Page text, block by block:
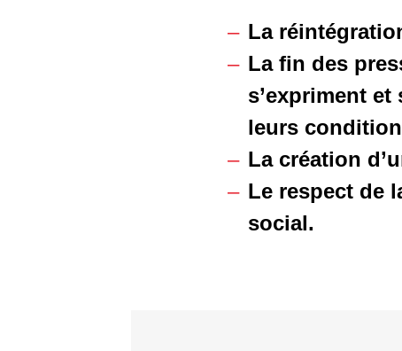
La
La fin des
s’expriment
leurs
La création
Le respect de
social.